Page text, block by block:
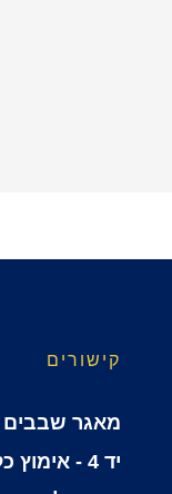
קישורים
מאגר שבבים
יד 4 - אימוץ כלבים